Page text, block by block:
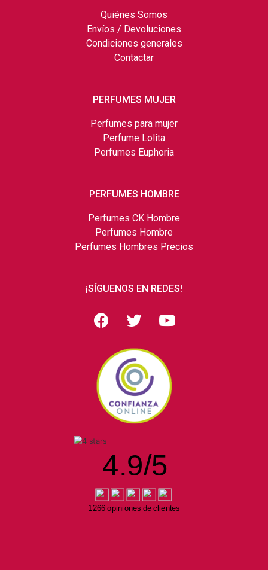
Quiénes Somos
Envíos / Devoluciones
Condiciones generales
Contactar
PERFUMES MUJER
Perfumes para mujer
Perfume Lolita
Perfumes Euphoria
PERFUMES HOMBRE
Perfumes CK Hombre
Perfumes Hombre
Perfumes Hombres Precios
¡SÍGUENOS EN REDES!
4.9/5
1266 opiniones de clientes